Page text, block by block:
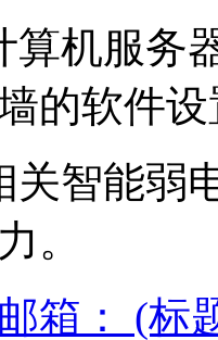
算机服务
的软件
关智能弱
。
箱： (标